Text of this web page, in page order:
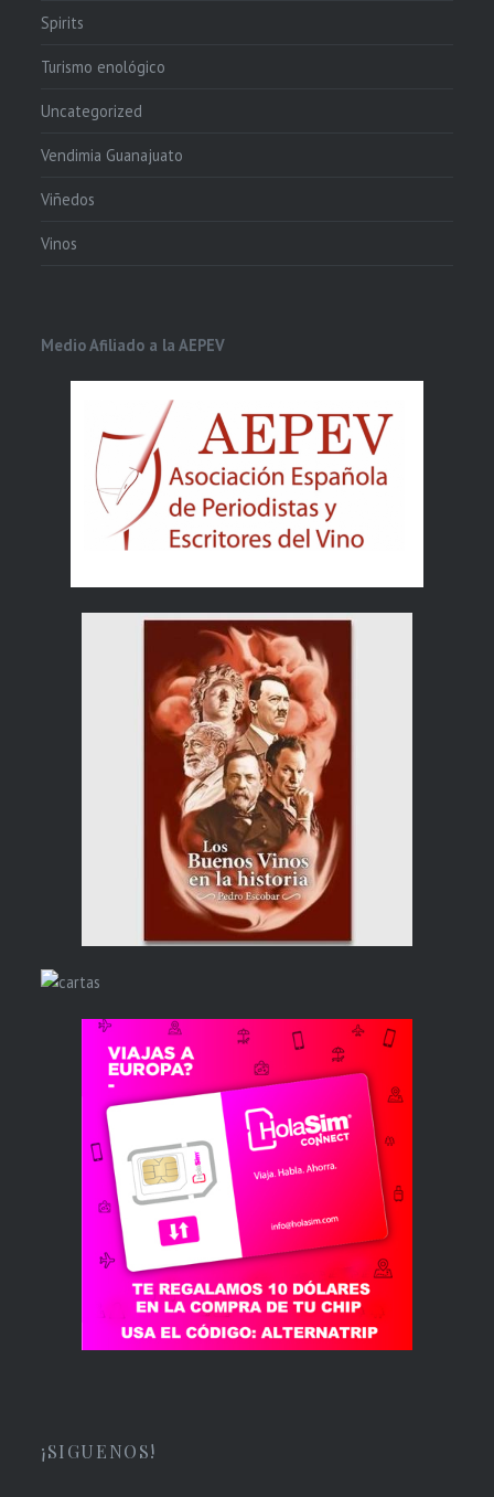
Spirits
Turismo enológico
Uncategorized
Vendimia Guanajuato
Viñedos
Vinos
Medio Afiliado a la AEPEV
¡SIGUENOS!